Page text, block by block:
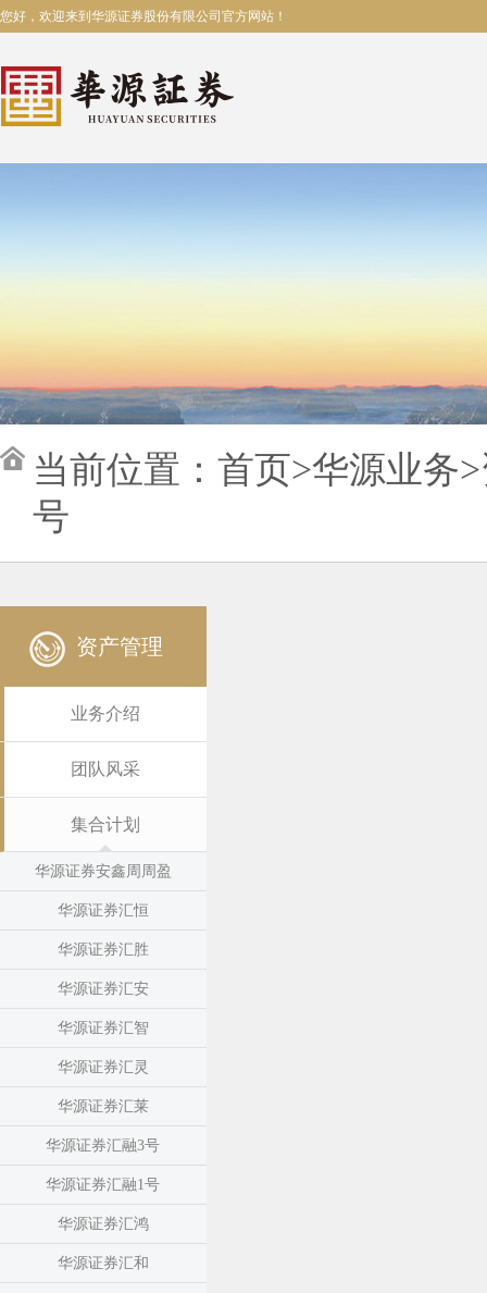
您好，欢迎来到华源证券股份有限公司官方网站！
当前位置： 首页>华源业务>
号
资产管理
业务介绍
团队风采
集合计划
华源证券安鑫周周盈
华源证券汇恒
华源证券汇胜
华源证券汇安
华源证券汇智
华源证券汇灵
华源证券汇莱
华源证券汇融3号
华源证券汇融1号
华源证券汇鸿
华源证券汇和